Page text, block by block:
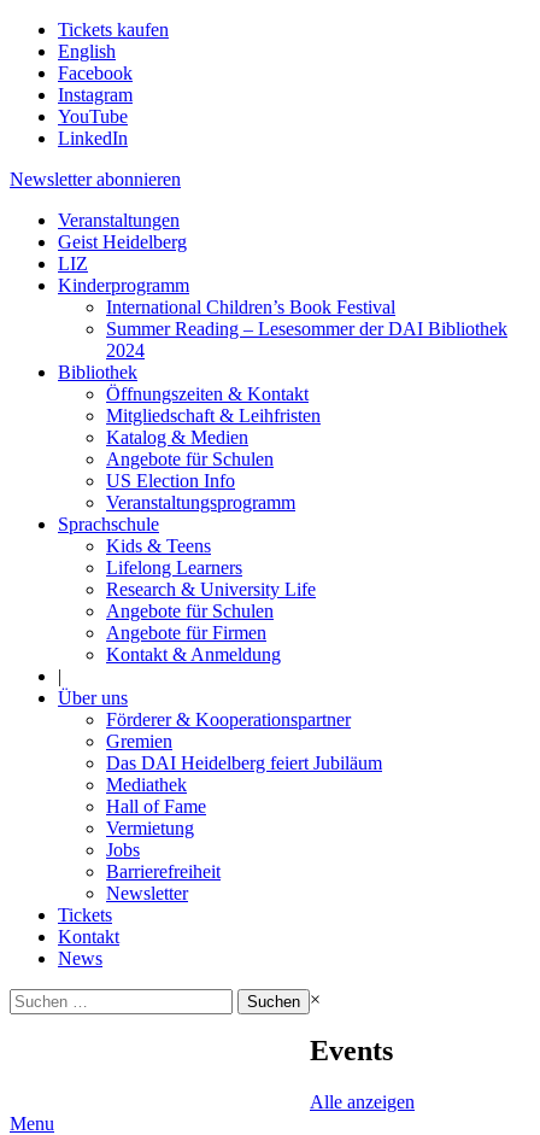
Tickets kaufen
English
Facebook
Instagram
YouTube
LinkedIn
Newsletter abonnieren
Veranstaltungen
Geist Heidelberg
LIZ
Kinderprogramm
International Children’s Book Festival
Summer Reading – Lesesommer der DAI Bibliothek
2024
Bibliothek
Öffnungszeiten & Kontakt
Mitgliedschaft & Leihfristen
Katalog & Medien
Angebote für Schulen
US Election Info
Veranstaltungsprogramm
Sprachschule
Kids & Teens
Lifelong Learners
Research & University Life
Angebote für Schulen
Angebote für Firmen
Kontakt & Anmeldung
|
Über uns
Förderer & Kooperationspartner
Gremien
Das DAI Heidelberg feiert Jubiläum
Mediathek
Hall of Fame
Vermietung
Jobs
Barrierefreiheit
Newsletter
Tickets
Kontakt
News
Suchen
nach:
×
Events
Alle anzeigen
Menu